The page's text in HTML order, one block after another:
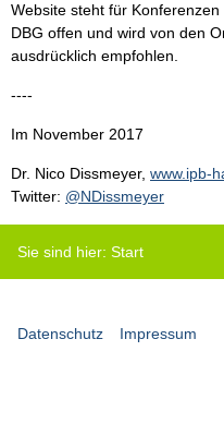
Website steht für
DBG offen und wird von den
ausdrücklich empfohlen.
----
Im November 2017
Dr. Nico Dissmeyer, www.ipb-
Twitter: @NDissmeyer
Sie sind hier: Start
Datenschutz Impressum